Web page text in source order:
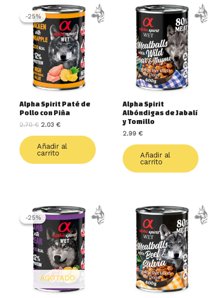
-25%
-25%
Alpha Spirit Paté de
Pollo con Piña
2.70€
El
precio
original
era:
2.70 €.
2.03 €
El
precio
actual
es:
2.03 €.
Añadir al
carrito
Alpha Spirit
Albóndigas de Jabalí
y Tomillo
2.99 €
Añadir al
carrito
-25%
AGOTADO
-25%
El
precio
original
era:
2.70 €.
El
precio
actual
es:
2.03 €.